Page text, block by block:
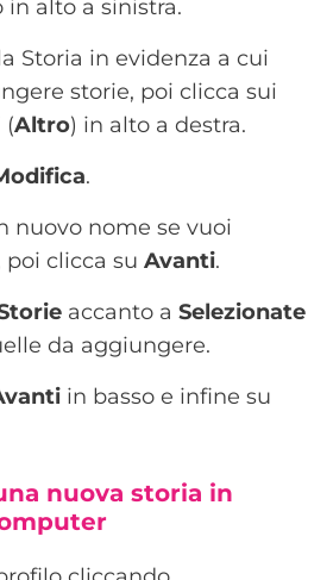
in alto a sinistra.
Storia in evidenza a cui
storie, poi clicca sui
(Altro) in alto a destra.
.
nuovo nome se vuoi
clicca su Avanti.
accanto a Selezionate
da aggiungere.
in basso e infine su
nuova storia in